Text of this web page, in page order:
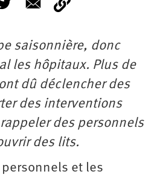
saisonnière, donc
les hôpitaux. Plus de
dû déclencher des
des interventions
des personnels
des lits.
et les